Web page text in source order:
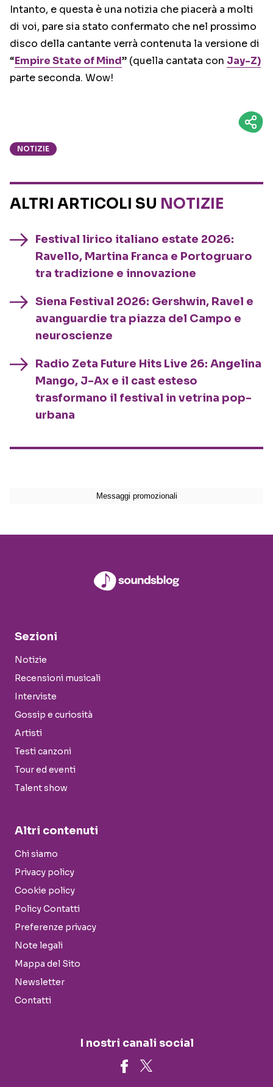
Intanto, e questa è una notizia che piacerà a molti
di voi, pare sia stato confermato che nel prossimo
disco della cantante verrà contenuta la versione di
“Empire State of Mind” (quella cantata con Jay-Z)
parte seconda. Wow!
NOTIZIE
ALTRI ARTICOLI SU NOTIZIE
Festival lirico italiano estate 2026:
Ravello, Martina Franca e Portogruaro
tra tradizione e innovazione
Siena Festival 2026: Gershwin, Ravel e
avanguardie tra piazza del Campo e
neuroscienze
Radio Zeta Future Hits Live 26: Angelina
Mango, J-Ax e il cast esteso
trasformano il festival in vetrina pop-
urbana
Sezioni
Notizie
Recensioni musicali
Interviste
Gossip e curiosità
Artisti
Testi canzoni
Tour ed eventi
Talent show
Altri contenuti
Chi siamo
Privacy policy
Cookie policy
Policy Contatti
Preferenze privacy
Note legali
Mappa del Sito
Newsletter
Contatti
I nostri canali social